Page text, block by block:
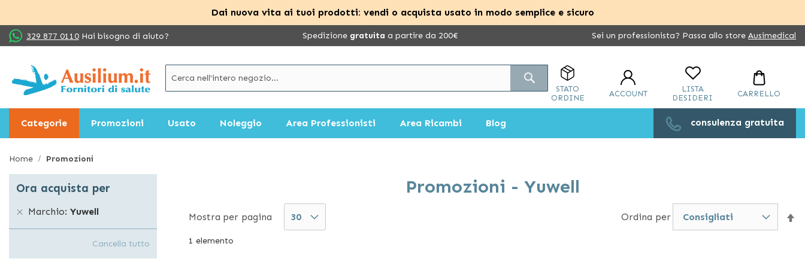
Dai nuova vita ai tuoi prodotti: vendi o acquista usato in modo semplice e sicuro
Salta
al
329 877 0110 Hai bisogno di aiuto? Spedizione gratuita a partire da 200€ Sei un professionista? Passa allo store Ausimedical
STATO
ORDINE
ACCOUNT
LISTA
DESIDERI
CARRELLO
Categorie Promozioni Usato Noleggio Area Professionisti Area Ricambi Blog consulenza gratuita
Home Promozioni
Promozioni - Yuwell
1 elemento
Mostra per pagina Ordina per
Ora acquista per
Marchio Yuwell
Cancella tutto